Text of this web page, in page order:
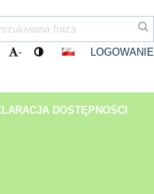
- LOGOWANIE
DOSTĘPNOŚCI